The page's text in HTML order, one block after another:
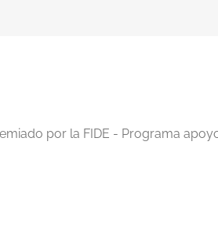
por la FIDE - Programa